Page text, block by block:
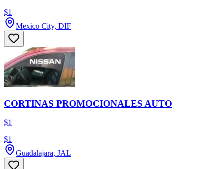
$1
Mexico City, DIF
CORTINAS PROMOCIONALES AUTO
$1
$1
Guadalajara, JAL